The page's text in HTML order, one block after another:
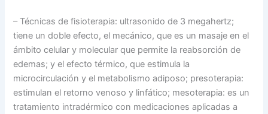
– Técnicas de fisioterapia: ultrasonido de 3 megahertz;
tiene un doble efecto, el mecánico, que es un masaje en el
ámbito celular y molecular que permite la reabsorción de
edemas; y el efecto térmico, que estimula la
microcirculación y el metabolismo adiposo; presoterapia:
estimulan el retorno venoso y linfático; mesoterapia: es un
tratamiento intradérmico con medicaciones aplicadas a